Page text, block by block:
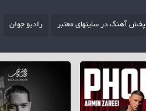
پخش آهنگ در سایتهای معتبر رادیو جوان